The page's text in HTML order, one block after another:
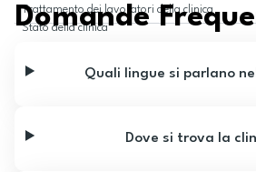
Trattamento dei lavoratori della clinica
Stato della clinica
Domande
Quali lingue si parlano
Dove si trova la